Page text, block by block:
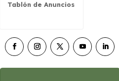
Tablón de Anuncios